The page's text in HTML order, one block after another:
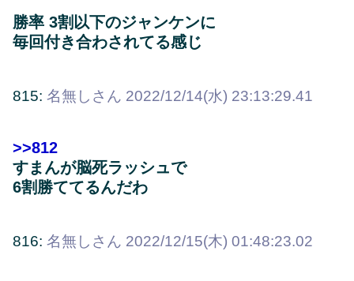
勝率 3割以下のジャンケンに
毎回付き合わされてる感じ
815: 名無しさん 2022/12/14(水) 23:13:29.41
>>812
すまんが脳死ラッシュで
6割勝ててるんだわ
816: 名無しさん 2022/12/15(木) 01:48:23.02